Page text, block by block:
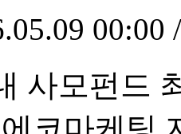
00:00
사모펀드